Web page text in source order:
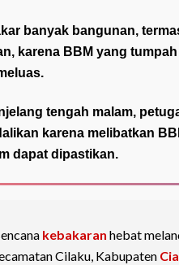
banyak bangunan,
karena BBM yang
tengah malam,
karena melibatkan
dapat dipastikan.
kebakaran hebat
Cilaku, Kabupaten